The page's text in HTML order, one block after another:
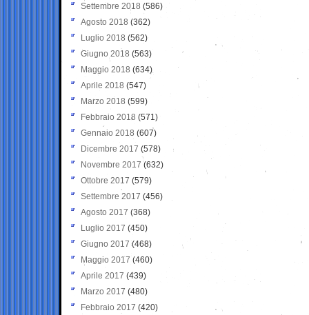
Settembre 2018 (586)
Agosto 2018 (362)
Luglio 2018 (562)
Giugno 2018 (563)
Maggio 2018 (634)
Aprile 2018 (547)
Marzo 2018 (599)
Febbraio 2018 (571)
Gennaio 2018 (607)
Dicembre 2017 (578)
Novembre 2017 (632)
Ottobre 2017 (579)
Settembre 2017 (456)
Agosto 2017 (368)
Luglio 2017 (450)
Giugno 2017 (468)
Maggio 2017 (460)
Aprile 2017 (439)
Marzo 2017 (480)
Febbraio 2017 (420)